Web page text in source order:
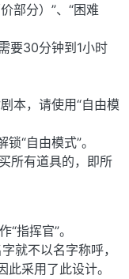
部分）”、“困难
要30分钟到1小时
本，请使用“自由模
“自由模式”。
所有道具的，即所
指挥官”。
就不以名字称呼，
采用了此设计。